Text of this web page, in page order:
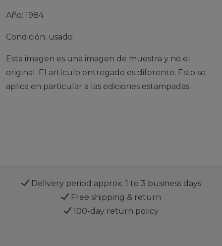
Año: 1984
Condición: usado
Esta imagen es una imagen de muestra y no el
original. El artículo entregado es diferente. Esto se
aplica en particular a las ediciones estampadas.
Delivery period approx. 1 to 3 business days
Free shipping & return
100-day return policy